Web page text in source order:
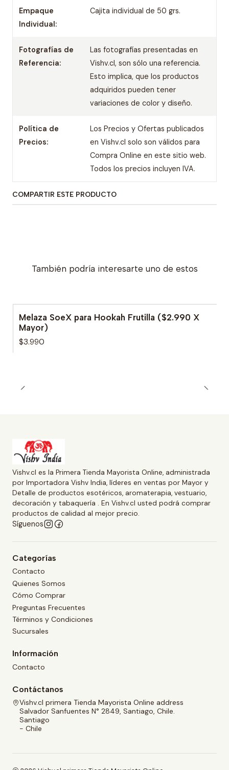
Empaque
Individual:
Cajita individual de 50 grs.
Fotografías de
Referencia:
Las fotografías presentadas en
Vishv.cl, son sólo una referencia.
Esto implica, que los productos
adquiridos pueden tener
variaciones de color y diseño.
Política de
Precios:
Los Precios y Ofertas publicados
en Vishv.cl solo son válidos para
Compra Online en este sitio web.
Todos los precios incluyen IVA.
COMPARTIR ESTE PRODUCTO
También podría interesarte uno de estos
Melaza SoeX para Hookah Frutilla ($2.990 X
Mayor)
$3.990
Vishv.cl es la Primera Tienda Mayorista Online, administrada
por Importadora Vishv India, líderes en ventas por Mayor y
Detalle de productos esotéricos, aromaterapia, vestuario,
decoración y tabaquería . En Vishv.cl usted podrá comprar
productos de calidad al mejor precio.
Síguenos
Categorías
Contacto
Quienes Somos
Cómo Comprar
Preguntas Frecuentes
Términos y Condiciones
Sucursales
Información
Contacto
Contáctanos
Vishv.cl primera Tienda Mayorista Online address
Salvador Sanfuentes N° 2849, Santiago, Chile.
Santiago
- Chile